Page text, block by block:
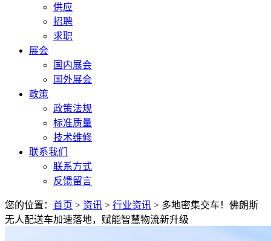
供应
招聘
求职
展会
国内展会
国外展会
政策
政策法规
标准质量
技术维修
联系我们
联系方式
反馈留言
您的位置： 首页 > 资讯 > 行业资讯 > 多地密集交车！佛朗斯
无人配送车加速落地，赋能智慧物流新升级